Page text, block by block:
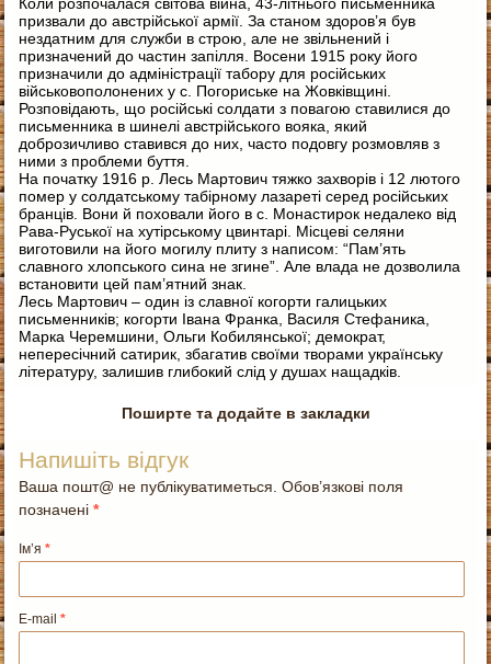
призвали до австрійської армії. За станом здоров’я був
нездатним для служби в строю, але не звільнений і
призначений до частин запілля. Восени 1915 року його
призначили до адміністрації табору для російських
військовополонених у с. Погориське на Жовківщині.
Розповідають, що російські солдати з повагою ставилися до
письменника в шинелі австрійського вояка, який
доброзичливо ставився до них, часто подовгу розмовляв з
ними з проблеми буття.
На початку 1916 р. Лесь Мартович тяжко захворів і 12 лютого
помер у солдатському табірному лазареті серед російських
бранців. Вони й поховали його в с. Монастирок недалеко від
Рава-Руської на хутірському цвинтарі. Місцеві селяни
виготовили на його могилу плиту з написом: “Пам’ять
славного хлопського сина не згине”. Але влада не дозволила
встановити цей пам’ятний знак.
Лесь Мартович – один із славної когорти галицьких
письменників; когорти Івана Франка, Василя Стефаника,
Марка Черемшини, Ольги Кобилянської; демократ,
непересічний сатирик, збагатив своїми творами українську
літературу, залишив глибокий слід у душах нащадків.
Поширте та додайте в закладки
Напишіть відгук
Ваша пошт@ не публікуватиметься. Обов’язкові поля
позначені*
Ім’я*
E-mail*